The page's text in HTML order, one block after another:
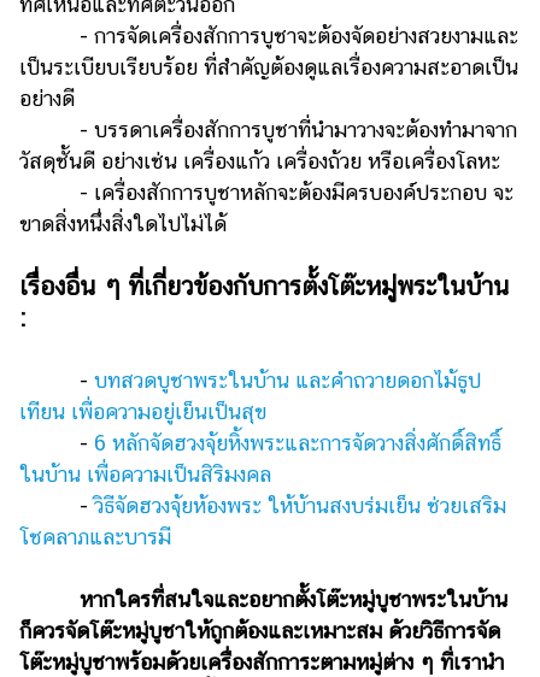
- การจัดเครื่องสักการบูชาจะต้องจัดอย่างสวยงามและ
เป็นระเบียบเรียบร้อย ที่สำคัญต้องดูแลเรื่องความสะอาดเป็น
อย่างดี
- บรรดาเครื่องสักการบูชาที่นำมาวางจะต้องทำมาจาก
วัสดุชั้นดี อย่างเช่น เครื่องแก้ว เครื่องถ้วย หรือเครื่องโลหะ
- เครื่องสักการบูชาหลักจะต้องมีครบองค์ประกอบ จะ
ขาดสิ่งหนึ่งสิ่งใดไปไม่ได้
เรื่องอื่น ๆ ที่เกี่ยวข้องกับการตั้งโต๊ะหมู่พระในบ้าน
:
- บทสวดบูชาพระในบ้าน และคำถวายดอกไม้ธูป
เทียน เพื่อความอยู่เย็นเป็นสุข
- 6 หลักจัดฮวงจุ้ยหิ้งพระและการจัดวางสิ่งศักดิ์สิทธิ์
ในบ้าน เพื่อความเป็นสิริมงคล
- วิธีจัดฮวงจุ้ยห้องพระ ให้บ้านสงบร่มเย็น ช่วยเสริม
โชคลาภและบารมี
หากใครที่สนใจและอยากตั้งโต๊ะหมู่บูชาพระในบ้าน
ก็ควรจัดโต๊ะหมู่บูชาให้ถูกต้องและเหมาะสม ด้วยวิธีการจัด
โต๊ะหมู่บูชาพร้อมด้วยเครื่องสักการะตามหมู่ต่าง ๆ ที่เรานำ